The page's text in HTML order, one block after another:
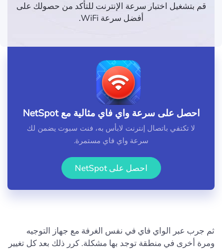
قم بتشغيل اختبار سرعة الإنترنت للتأكد من حصولك على
أفضل سرعة WiFi.
احصل على سرعة واي فاي مثالية مع NetSpot
لا تكتفي باتصال إنترنت لابأس به، فنت سبوت يضمن لك
سرعة واي فاي مستمرة.
احصل على NetSpot
ثم جرب عبر الواي فاي في نفس الغرفة مع جهاز التوجيه
ومرة أخرى في منطقة توجد بها مشكلة. كرر ذلك بعد كل تغيير